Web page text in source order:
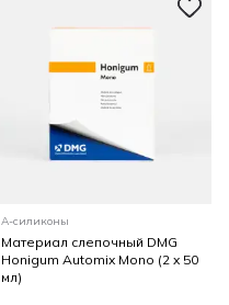
А-силиконы
Материал слепочный DMG
Honigum Automix Mono (2 x 50
мл)